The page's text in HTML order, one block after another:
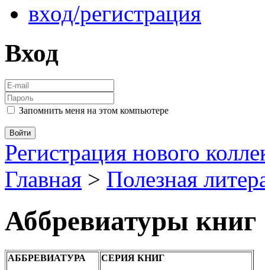
вход/регистрация
Вход
Запомнить меня на этом компьютере
Регистрация нового
Главная > Полезная
Аббревиатуры книг
АББРЕВИАТУРА СЕРИЯ КНИГ